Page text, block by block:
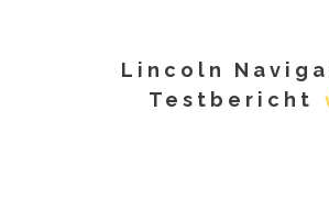
Lincoln
Testbericht